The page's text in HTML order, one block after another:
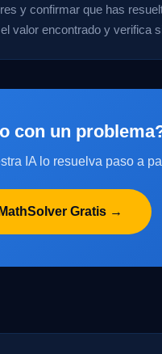
y confirmar que has
valor encontrado y verifica
con un
IA lo resuelva paso a
Gratis →